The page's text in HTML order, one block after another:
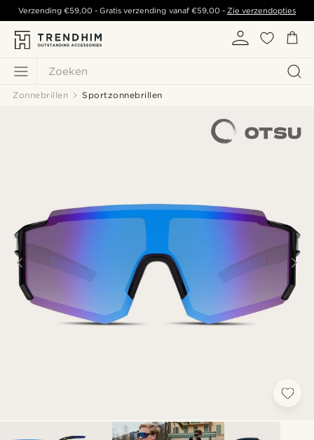
Zoeken
Verzending€59,00 - Gratis verzending vanaf €59,00- Zie verzendopties
Zonnebrillen Sportzonnebrillen